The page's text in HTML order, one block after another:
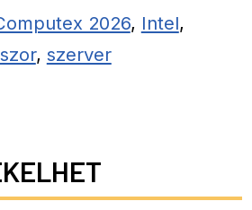
2026, Intel,
, szerver